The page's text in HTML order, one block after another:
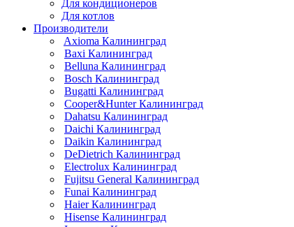
Для кондиционеров
Для котлов
Производители
Axioma Калининград
Baxi Калининград
Belluna Калининград
Bosch Калининград
Bugatti Калининград
Cooper&Hunter Калининград
Dahatsu Калининград
Daichi Калининград
Daikin Калининград
DeDietrich Калининград
Electrolux Калининград
Fujitsu General Калининград
Funai Калининград
Haier Калининград
Hisense Калининград